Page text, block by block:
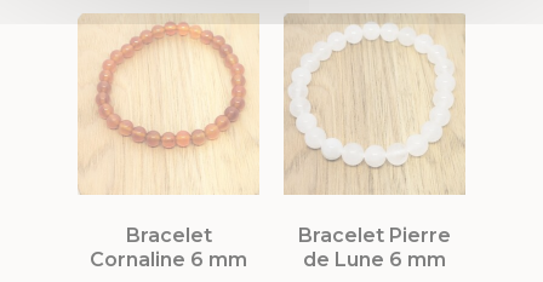
Bracelet
Cornaline 6 mm
Bracelet Pierre
de Lune 6 mm